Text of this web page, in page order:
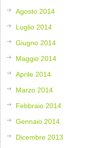
Agosto 2014
Luglio 2014
Giugno 2014
Maggio 2014
Aprile 2014
Marzo 2014
Febbraio 2014
Gennaio 2014
Dicembre 2013